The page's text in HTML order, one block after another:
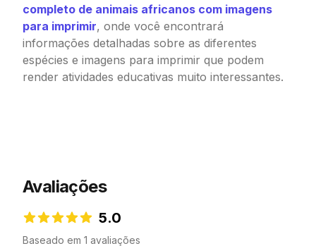
completo de animais africanos com imagens
para imprimir, onde você encontrará
informações detalhadas sobre as diferentes
espécies e imagens para imprimir que podem
render atividades educativas muito interessantes.
Avaliações
5.0
Baseado em 1 avaliações